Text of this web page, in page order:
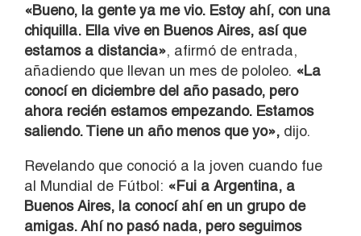
«Bueno, la gente ya me vio. Estoy ahí, con una
chiquilla. Ella vive en Buenos Aires, así que
estamos a distancia», afirmó de entrada,
añadiendo que llevan un mes de pololeo. «La
conocí en diciembre del año pasado, pero
ahora recién estamos empezando. Estamos
saliendo. Tiene un año menos que yo», dijo.
Revelando que conoció a la joven cuando fue
al Mundial de Fútbol: «Fui a Argentina, a
Buenos Aires, la conocí ahí en un grupo de
amigas. Ahí no pasó nada, pero seguimos